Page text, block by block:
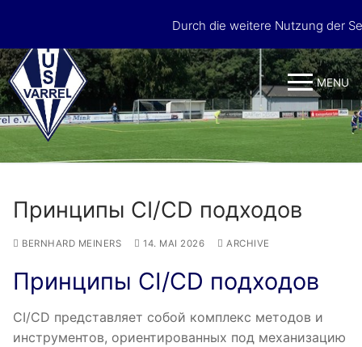
content
MENU
Принципы CI/CD подходов
BERNHARD MEINERS 14. MAI 2026 ARCHIVE
Принципы CI/CD подходов
CI/CD представляет собой комплекс методов и
инструментов, ориентированных под механизацию
Durch die weitere Nutzung der